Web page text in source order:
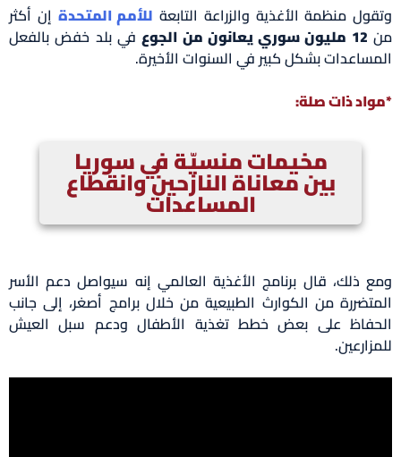
وتقول منظمة الأغذية والزراعة التابعة للأمم المتحدة إن أكثر
من 12 مليون سوري يعانون من الجوع
في بلد خفض بالفعل
المساعدات بشكل كبير في السنوات الأخيرة.
*مواد ذات صلة:
مخيمات منسيّة في سوريا
بين معاناة النازحين وانقطاع
المساعدات
ومع ذلك، قال برنامج الأغذية العالمي إنه سيواصل دعم الأسر
المتضررة من الكوارث الطبيعية من خلال برامج أصغر، إلى جانب
الحفاظ على بعض خطط تغذية الأطفال ودعم سبل العيش
للمزارعين.